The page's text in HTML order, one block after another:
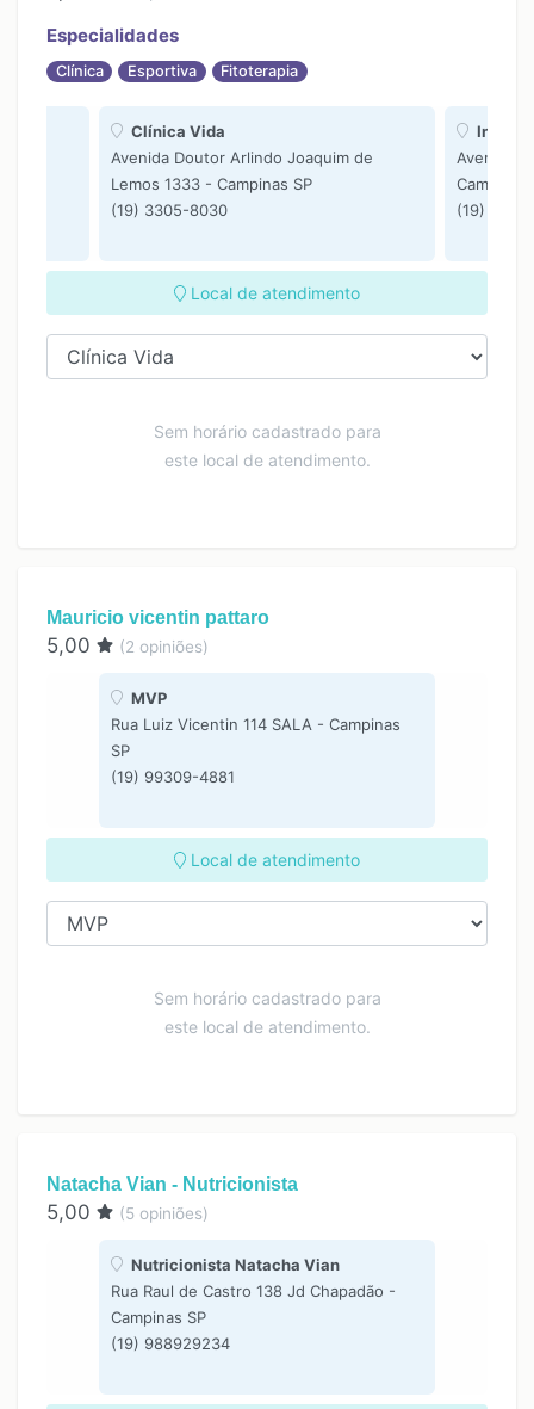
Especialidades
Clínica Esportiva Fitoterapia
Clínica Vida
Avenida Doutor Arlindo Joaquim de
Lemos 1333 - Campinas SP
(19) 3305-8030
Avenida
Campinas
(19)
Local de atendimento
Sem horário cadastrado para
este local de atendimento.
Mauricio vicentin pattaro
5,00 (2 opiniões)
MVP
Rua Luiz Vicentin 114 SALA - Campinas
SP
(19) 99309-4881
Local de atendimento
Sem horário cadastrado para
este local de atendimento.
Natacha Vian - Nutricionista
5,00 (5 opiniões)
Nutricionista Natacha Vian
Rua Raul de Castro 138 Jd Chapadão -
Campinas SP
(19) 988929234